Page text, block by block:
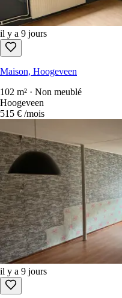
il y a 9 jours
Maison, Hoogeveen
102 m² · Non meublé
Hoogeveen
515 € /mois
il y a 9 jours